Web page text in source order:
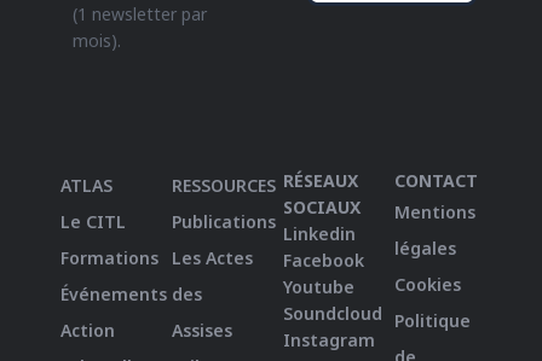
(1 newsletter par
mois).
ATLAS
Le CITL
Formations
Événements
Action
RESSOURCES
Publications
Les Actes
des
Assises
RÉSEAUX
SOCIAUX
Linkedin
Facebook
Youtube
Soundcloud
Instagram
CONTACT
Mentions
légales
Cookies
Politique